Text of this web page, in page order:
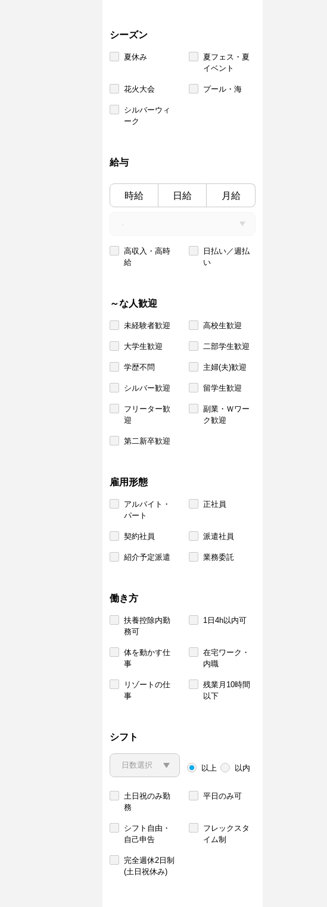
シーズン
夏休み
夏フェス・夏
イベント
花火大会 プール・海
シルバーウィ
ーク
給与
時給 日給 月給
高収入・高時
給
日払い／週払
い
～な人歓迎
未経験者歓迎 高校生歓迎
大学生歓迎 二部学生歓迎
学歴不問 主婦(夫)歓迎
シルバー歓迎 留学生歓迎
フリーター歓
迎
副業・Ｗワー
ク歓迎
第二新卒歓迎
雇用形態
アルバイト・
パート
正社員
契約社員 派遣社員
紹介予定派遣 業務委託
働き方
扶養控除内勤
務可
1日4h以内可
体を動かす仕
事
在宅ワーク・
内職
リゾートの仕
事
残業月10時間
以下
シフト
以上 以内
土日祝のみ勤
務
平日のみ可
シフト自由・
自己申告
フレックスタ
イム制
完全週休2日制
(土日祝休み)